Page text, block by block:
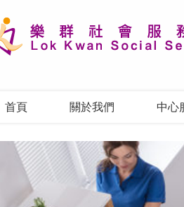
首頁 關於我們 中心